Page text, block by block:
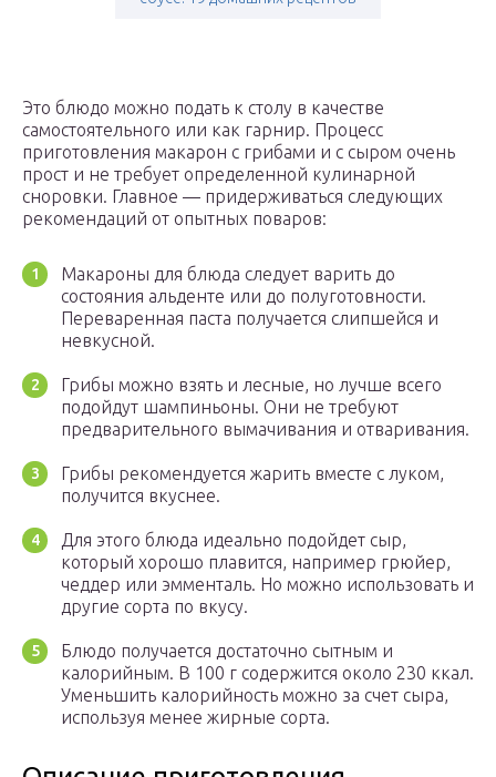
Это блюдо можно подать к столу в качестве
самостоятельного или как гарнир. Процесс
приготовления макарон с грибами и с сыром очень
прост и не требует определенной кулинарной
сноровки. Главное — придерживаться следующих
рекомендаций от опытных поваров:
Макароны для блюда следует варить до
состояния альденте или до полуготовности.
Переваренная паста получается слипшейся и
невкусной.
Грибы можно взять и лесные, но лучше всего
подойдут шампиньоны. Они не требуют
предварительного вымачивания и отваривания.
Грибы рекомендуется жарить вместе с луком,
получится вкуснее.
Для этого блюда идеально подойдет сыр,
который хорошо плавится, например грюйер,
чеддер или эмменталь. Но можно использовать и
другие сорта по вкусу.
Блюдо получается достаточно сытным и
калорийным. В 100 г содержится около 230 ккал.
Уменьшить калорийность можно за счет сыра,
используя менее жирные сорта.